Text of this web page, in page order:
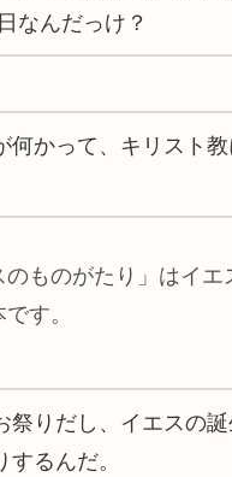
なんだっけ？
何かって、キリスト
ものがたり」はイ
す。
祭りだし、イエスの
るんだ。